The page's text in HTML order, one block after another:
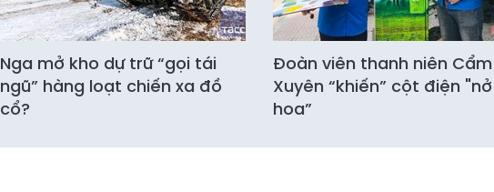
Nga mở kho dự trữ “gọi tái
ngũ” hàng loạt chiến xa đồ
cổ?
Đoàn viên thanh niên Cẩm
Xuyên “khiến” cột điện "nở
hoa”